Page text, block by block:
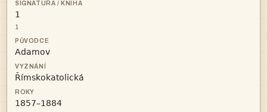

1


